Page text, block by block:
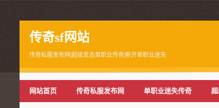
传奇sf网站
传奇私服发布网|超级变态单职业传奇|新开单职业迷失
网站首页 传奇私服发布网 单职业迷失传奇